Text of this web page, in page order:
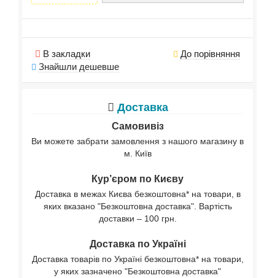
В закладки
До порівняння
Знайшли дешевше
Доставка
Самовивіз
Ви можете забрати замовлення з нашого магазину в
м. Київ
Кур’єром по Києву
Доставка в межах Києва безкоштовна* на товари, в
яких вказано "Безкоштовна доставка". Вартість
доставки – 100 грн.
Доставка по Україні
Доставка товарів по Україні безкоштовна* на товари,
у яких зазначено "Безкоштовна доставка"